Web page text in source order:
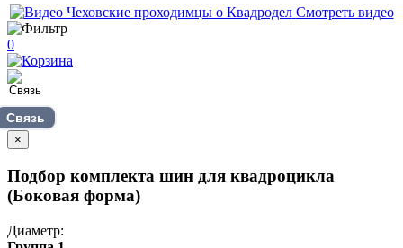
Смотреть видео
0
Связь
×
Подбор комплекта шин для квадроцикла
(Боковая форма)
Диаметр: